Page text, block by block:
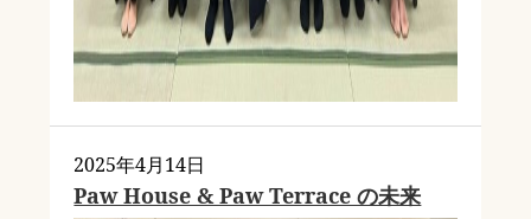
2025年4月14日
Paw House & Paw Terrace の未来